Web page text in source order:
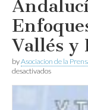
Vallés y
byAsociacion de la
desactivadosen
Audiovisual